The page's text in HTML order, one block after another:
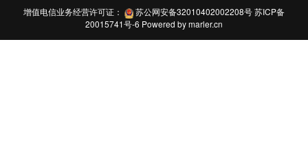
增值电信业务经营许可证： 苏公网安备32010402002208号苏ICP备
20015741号-6 Powered bymarler.cn